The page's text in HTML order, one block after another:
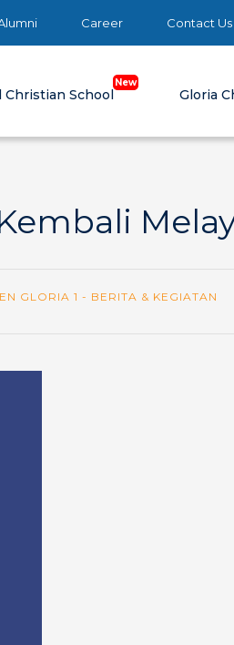
Career Contact Us
Christian School Gloria
GLORIA 1 - BERITA & KEGIATAN